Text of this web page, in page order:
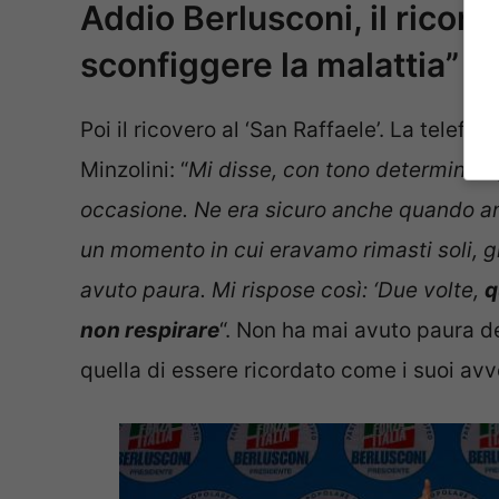
Addio Berlusconi, il
sconfiggere la malattia”
Poi il ricovero al ‘San Raffaele’. La
Minzolini: “Mi disse, con tono
occasione. Ne era sicuro anche quando
un momento in cui eravamo rimasti soli,
avuto paura. Mi rispose così: ‘Due volte,
non respirare“. Non ha mai avuto paura
quella di essere ricordato come i suoi